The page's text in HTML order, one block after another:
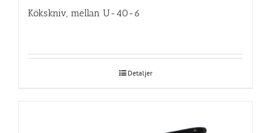
Kökskniv, mellan U-40-6
Detaljer